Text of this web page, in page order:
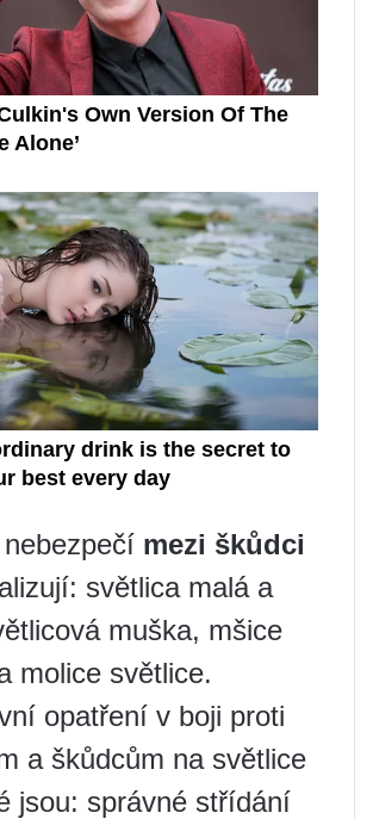
mezi škůdci
světlica malá a
muška, mšice
molice světlice.
opatření v boji proti
a škůdcům na světlice
jsou: správné střídání